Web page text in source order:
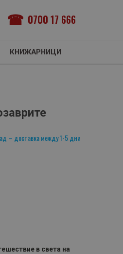
0700 17 666
КНИЖАРНИЦИ
– доставка между 1-5 дни
в света на